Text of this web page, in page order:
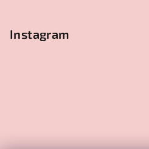
Instagram